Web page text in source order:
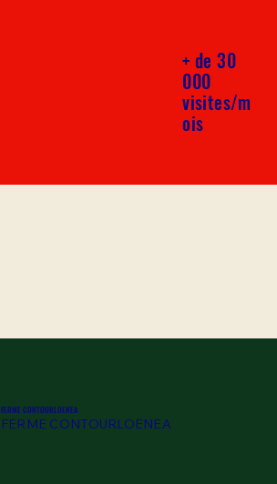
+ de 30
000
visites/m
ois
FERME CONTOURLOENEA
FERME CONTOURLOENEA